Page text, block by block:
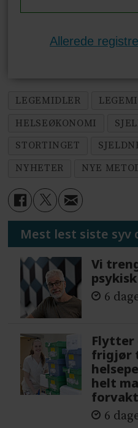
Allerede
LEGEMIDLER
HELSEØKONOMI
STORTINGET
NYHETER
NYE
Mest lest siste syv
Vi
6
Flytter
frigjør
helt
6